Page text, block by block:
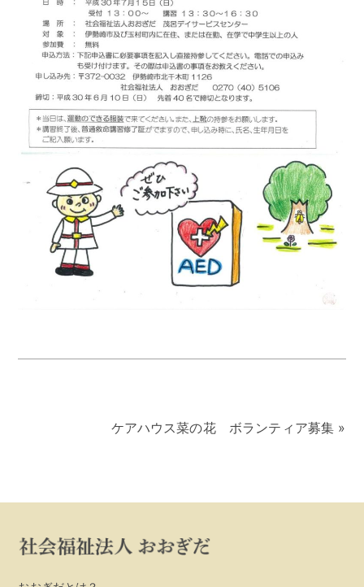
ケアハウス菜の花 ボランティア募集 »